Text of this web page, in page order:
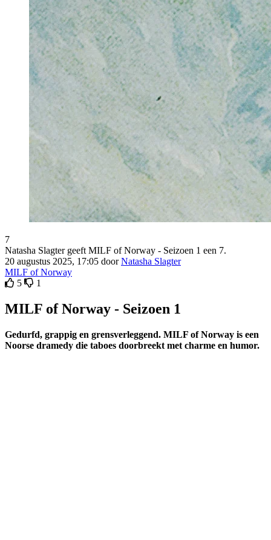
7
Natasha Slagter geeft MILF of Norway - Seizoen 1 een 7.
20 augustus 2025, 17:05 doorNatasha Slagter
MILF of Norway
5
1
MILF of Norway - Seizoen 1
Gedurfd, grappig en grensverleggend. MILF of Norway is een
Noorse dramedy die taboes doorbreekt met charme en humor.